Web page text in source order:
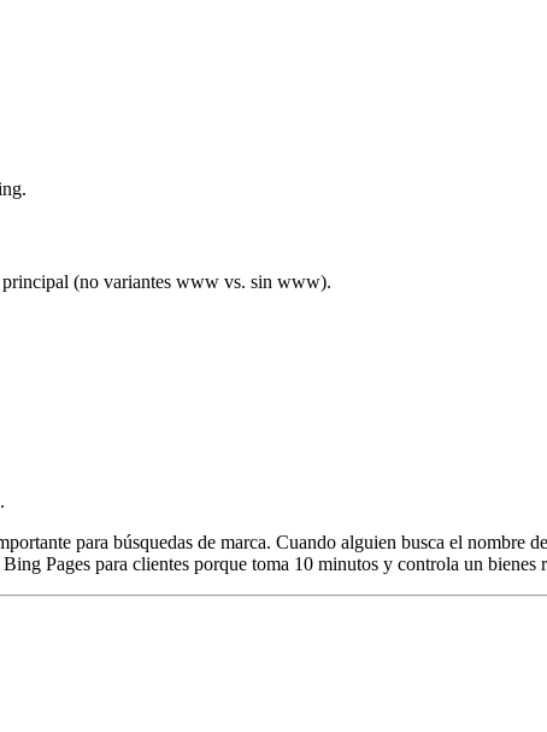
(no variantes www vs. sin www).
para búsquedas de marca. Cuando alguien busca el nombre
Pages para clientes porque toma 10 minutos y controla un bienes